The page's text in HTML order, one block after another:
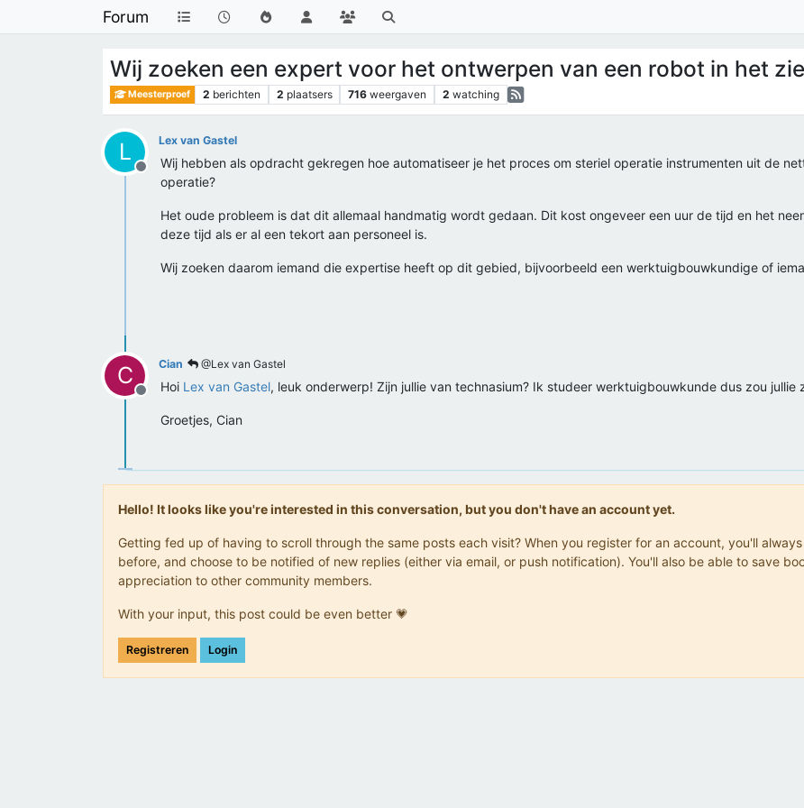
Forum
Wij zoeken een expert voor het ontwerpen van een robot in het
Meesterproef 2 berichten 2 plaatsers 716 weergaven 2 watching
L
Offline
Lex van Gastel
Wij hebben als opdracht gekregen hoe automatiseer je het proces om steriel operatie instrumenten uit de
operatie?
Het oude probleem is dat dit allemaal handmatig wordt gedaan. Dit kost ongeveer een uur de tijd en het
deze tijd als er al een tekort aan personeel is.
Wij zoeken daarom iemand die expertise heeft op dit gebied, bijvoorbeeld een werktuigbouwkundige of
C
Offline
Cian @Lex van Gastel
Hoi Lex van Gastel, leuk onderwerp! Zijn jullie van technasium? Ik studeer werktuigbouwkunde dus zou jullie
Groetjes, Cian
Hello! It looks like you're interested in this conversation, but you don't have an account yet.
Getting fed up of having to scroll through the same posts each visit? When you register for an account, you'll
before, and choose to be notified of new replies (either via email, or push notification). You'll also be able to save
appreciation to other community members.
With your input, this post could be even better 💗
Registreren Login